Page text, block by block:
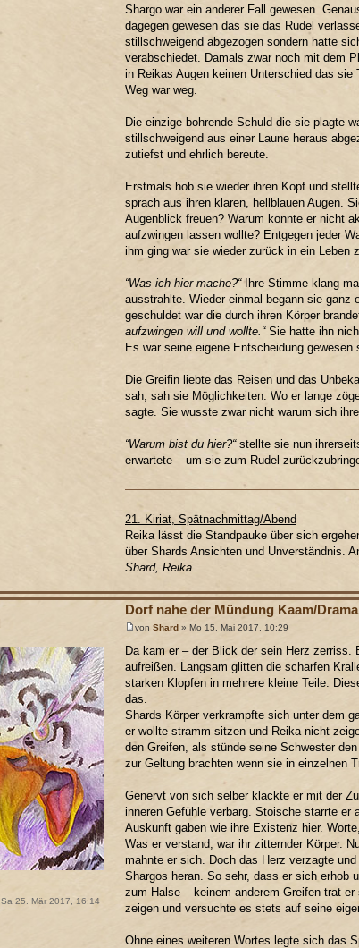
Shargo war ein anderer Fall gewesen.
dagegen gewesen das sie das Rudel
stillschweigend abgezogen sondern hatte
verabschiedet. Damals zwar noch mit dem
in Reikas Augen keinen Unterschied das sie
Weg war weg.
Die einzige bohrende Schuld die sie plagte
stillschweigend aus einer Laune heraus
zutiefst und ehrlich bereute.
Erstmals hob sie wieder ihren Kopf und
sprach aus ihren klaren, hellblauen Augen.
Augenblick freuen? Warum konnte er nicht
aufzwingen lassen wollte? Entgegen jeder
ihm ging war sie wieder zurück in ein Leben
“Was ich hier mache?“Ihre Stimme klang
ausstrahlte. Wieder einmal begann sie ganz
geschuldet war die durch ihren Körper
aufzwingen will und wollte.“Sie hatte ihn
Es war seine eigene Entscheidung
Die Greifin liebte das Reisen und das
sah, sah sie Möglichkeiten. Wo er lange
sagte. Sie wusste zwar nicht warum sich
“Warum bist du hier?“stellte sie nun
erwartete – um sie zum Rudel
21. Kiriat, Spätnachmittag/Abend
Reika lässt die Standpauke über sich
über Shards Ansichten und Unverständnis.
Shard, Reika
Dorf nahe der Mündung Kaam/
von Shard» Mo 15. Mai 2017, 10:29
Da kam er – der Blick der sein Herz zerriss.
aufreißen. Langsam glitten die scharfen
starken Klopfen in mehrere kleine Teile.
das.
Shards Körper verkrampfte sich unter dem
er wollte stramm sitzen und Reika nicht
den Greifen, als stünde seine Schwester
zur Geltung brachten wenn sie in einzelnen
Genervt von sich selber klackte er mit der
inneren Gefühle verbarg. Stoische starrte er
Auskunft gaben wie ihre Existenz hier.
Was er verstand, war ihr zitternder Körper.
mahnte er sich. Doch das Herz verzagte
Shargos heran. So sehr, dass er sich erhob
zum Halse – keinem anderem Greifen trat
zeigen und versuchte es stets auf seine
Ohne eines weiteren Wortes legte sich das
Sa 25. Mär 2017, 16:14